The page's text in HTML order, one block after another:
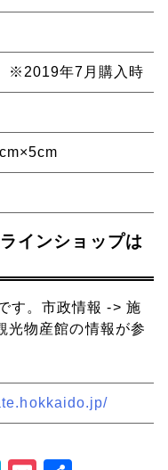
※2019年7月購入時
インショップは
す。市政情報 -> 施
光物産館の情報が参